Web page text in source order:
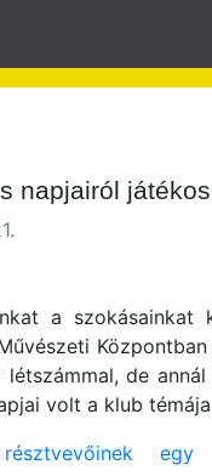
napjairól
a szokásainkat
de
volt a klub